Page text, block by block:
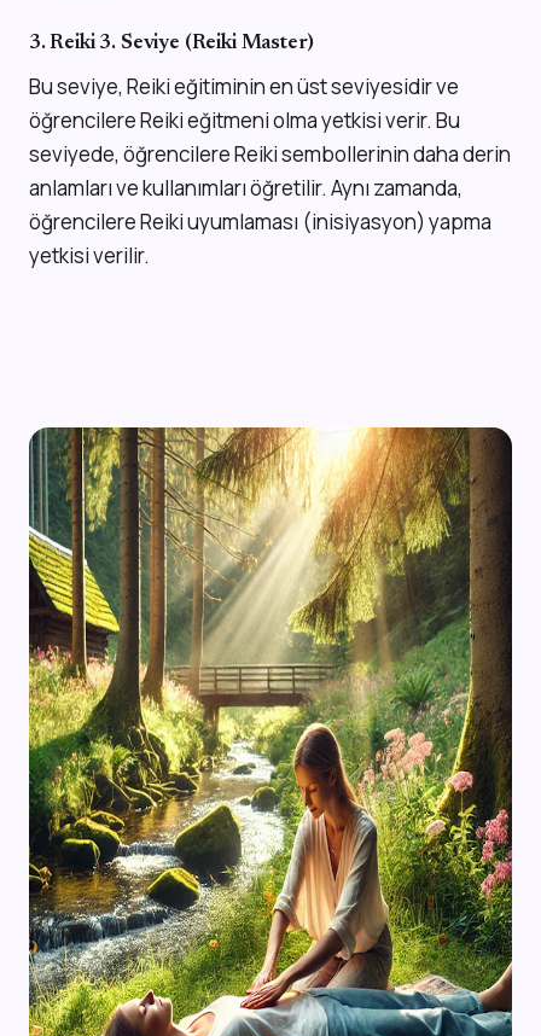
3. Reiki 3. Seviye (Reiki Master)
Bu seviye, Reiki eğitiminin en üst seviyesidir ve
öğrencilere Reiki eğitmeni olma yetkisi verir. Bu
seviyede, öğrencilere Reiki sembollerinin daha derin
anlamları ve kullanımları öğretilir. Aynı zamanda,
öğrencilere Reiki uyumlaması (inisiyasyon) yapma
yetkisi verilir.